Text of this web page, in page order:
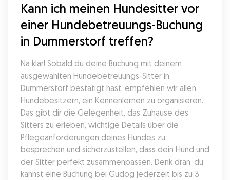
Kann ich meinen Hundesitter vor
einer Hundebetreuungs-Buchung
in Dummerstorf treffen?
Na klar! Sobald du deine Buchung mit deinem
ausgewählten Hundebetreuungs-Sitter in
Dummerstorf bestätigt hast, empfehlen wir allen
Hundebesitzern, ein Kennenlernen zu organisieren.
Das gibt dir die Gelegenheit, das Zuhause des
Sitters zu erleben, wichtige Details über die
Pflegeanforderungen deines Hundes zu
besprechen und sicherzustellen, dass dein Hund und
der Sitter perfekt zusammenpassen. Denk dran, du
kannst eine Buchung bei Gudog jederzeit bis zu 3